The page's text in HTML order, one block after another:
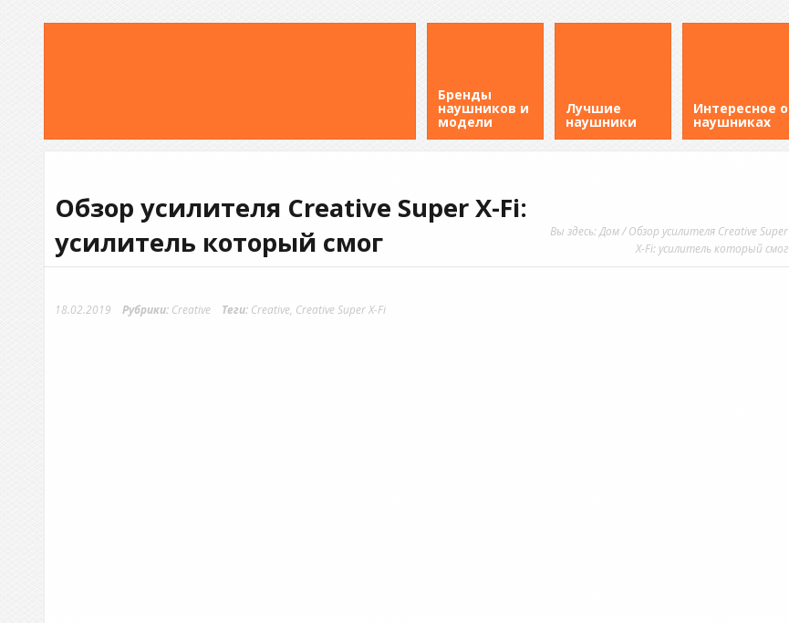
Бренды
наушников и
модели
Лучшие
наушники
Интересное о
наушниках
Обзор усилителя Creative Super X-Fi:
усилитель который смог
Вы здесь: Дом/ Обзор усилителя Creative Super
X-Fi: усилитель который смог
18.02.2019 Рубрики: Creative Теги: Creative Creative Super X-Fi